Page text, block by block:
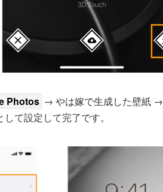
Photos → やは嫁で生成した壁紙 →
て設定して完了です。